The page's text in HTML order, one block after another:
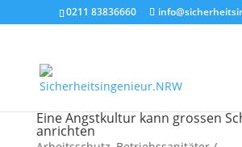
0211 83836660
Eine Angstkultur kann grossen
anrichten